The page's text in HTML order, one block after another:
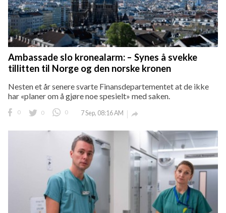
Ambassade slo kronealarm: – Synes å svekke
tillitten til Norge og den norske kronen
Nesten et år senere svarte Finansdepartementet at de ikke
har «planer om å gjøre noe spesielt» med saken.
0 0 0 7 Sep, 08:16 AM 